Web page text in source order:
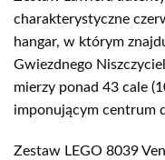
charakterystyczne
hangar, w którym
Gwiezdnego
mierzy ponad 43 cale
imponującym centrum
Zestaw LEGO 8039